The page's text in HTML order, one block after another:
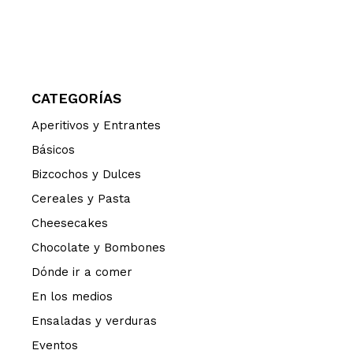
CATEGORÍAS
Aperitivos y Entrantes
Básicos
Bizcochos y Dulces
Cereales y Pasta
Cheesecakes
Chocolate y Bombones
Dónde ir a comer
En los medios
Ensaladas y verduras
Eventos